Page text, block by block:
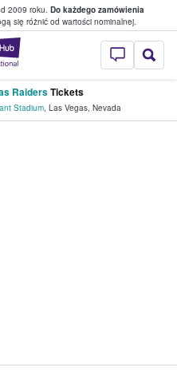
2009 roku. Do każdego zamówienia
się różnić od wartości nominalnej.
StubHub —
kupują i
RaidersTickets
Stadium, Las Vegas, Nevada